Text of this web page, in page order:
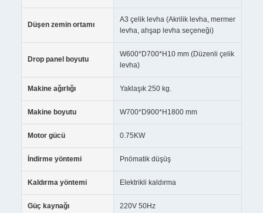
Düşen zemin ortamı
A3 çelik levha (Akrilik levha, mermer
levha, ahşap levha seçeneği)
Drop panel boyutu
W600*D700*H10 mm (Düzenli çelik
levha)
Makine ağırlığı Yaklaşık 250 kg.
Makine boyutu W700*D900*H1800 mm
Motor gücü 0.75KW
İndirme yöntemi Pnömatik düşüş
Kaldırma yöntemi Elektrikli kaldırma
Güç kaynağı 220V 50Hz